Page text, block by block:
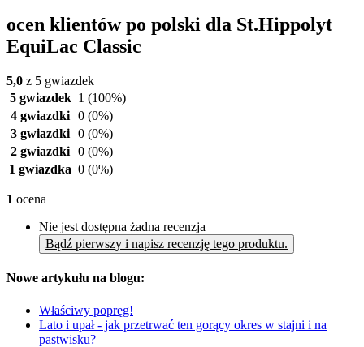
ocen klientów po polski dla St.Hippolyt
EquiLac Classic
5,0 z 5 gwiazdek
5 gwiazdek 1 (100%)
4 gwiazdki 0 (0%)
3 gwiazdki 0 (0%)
2 gwiazdki 0 (0%)
1 gwiazdka 0 (0%)
1 ocena
Nie jest dostępna żadna recenzja
Bądź pierwszy i napisz recenzję tego produktu.
Nowe artykułu na blogu:
Właściwy popręg!
Lato i upał - jak przetrwać ten gorący okres w stajni i na
pastwisku?